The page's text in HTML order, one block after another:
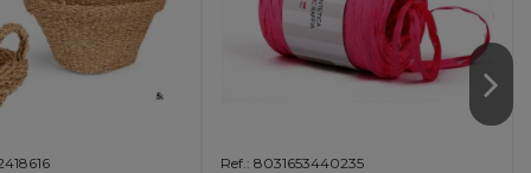
Ref.: 8031653440235